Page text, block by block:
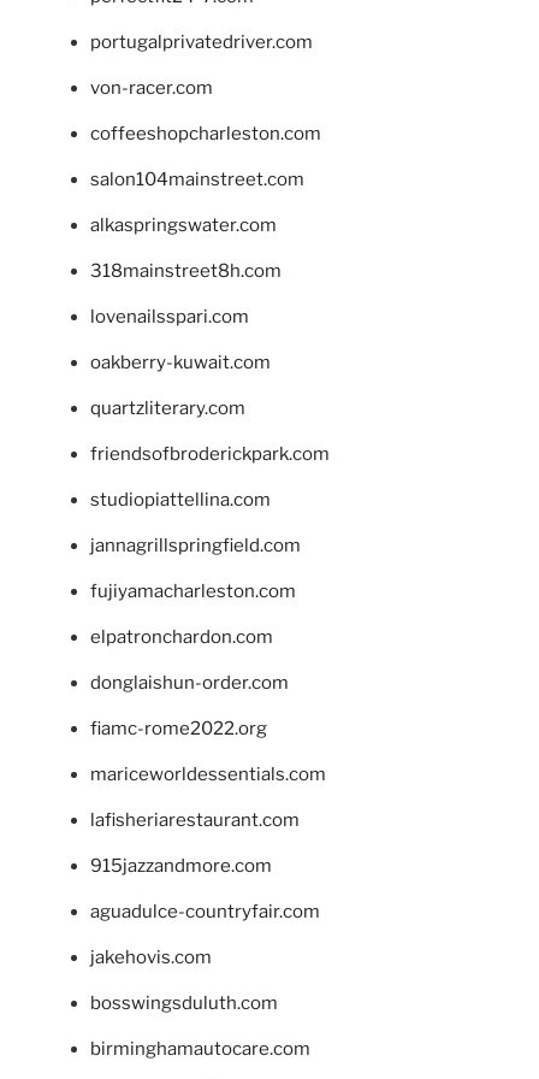
portugalprivatedriver.com
von-racer.com
coffeeshopcharleston.com
salon104mainstreet.com
alkaspringswater.com
318mainstreet8h.com
lovenailsspari.com
oakberry-kuwait.com
quartzliterary.com
friendsofbroderickpark.com
studiopiattellina.com
jannagrillspringfield.com
fujiyamacharleston.com
elpatronchardon.com
donglaishun-order.com
fiamc-rome2022.org
mariceworldessentials.com
lafisheriarestaurant.com
915jazzandmore.com
aguadulce-countryfair.com
jakehovis.com
bosswingsduluth.com
birminghamautocare.com